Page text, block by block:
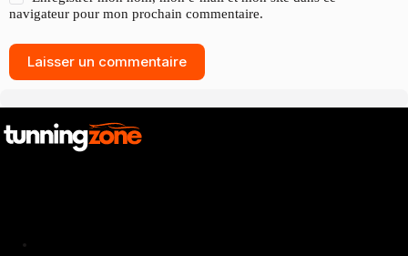
navigateur pour mon prochain commentaire.
Laisser un commentaire